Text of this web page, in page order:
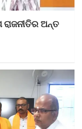
ଅନ୍ତ